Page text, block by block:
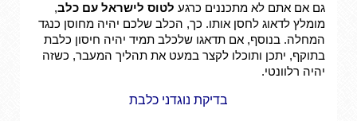
גם אם אתם לא מתכננים כרגע לטוס לישראל עם כלב,
מומלץ לדאוג לחסן אותו. כך, הכלב שלכם יהיה מחוסן כנגד
המחלה. בנוסף, אם תדאגו שלכלב תמיד יהיה חיסון כלבת
בתוקף, יתכן ותוכלו לקצר במעט את תהליך המעבר, כשזה
יהיה רלוונטי.
בדיקת נוגדני כלבת